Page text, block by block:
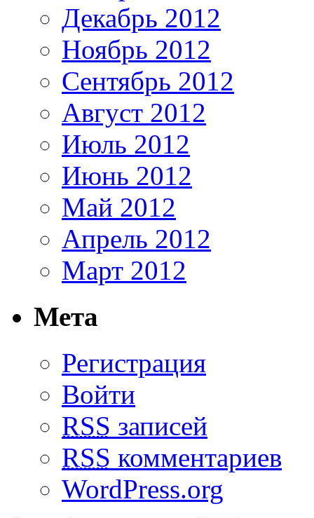
Декабрь 2012
Ноябрь 2012
Сентябрь 2012
Август 2012
Июль 2012
Июнь 2012
Май 2012
Апрель 2012
Март 2012
Мета
Регистрация
Войти
RSS записей
RSS комментариев
WordPress.org